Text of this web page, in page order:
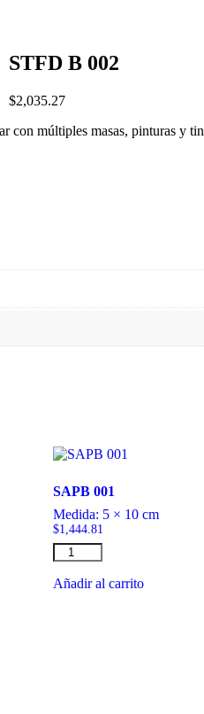
STFD B 002
$2,035.27
múltiples masas, pinturas y
SAPB 001
Medida: 5 × 10 cm
$1,444.81
SAPB
001
cantidad
Añadir al carrito